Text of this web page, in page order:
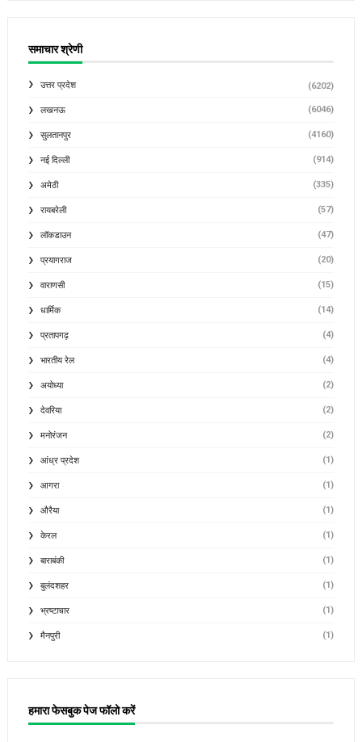
समाचार श्रेणी
उत्तर प्रदेश (6202)
लखनऊ (6046)
सुलतानपुर (4160)
नई दिल्ली (914)
अमेठी (335)
रायबरेली (57)
लॉकडाउन (47)
प्रयागराज (20)
वाराणसी (15)
धार्मिक (14)
प्रतापगढ़ (4)
भारतीय रेल (4)
अयोध्या (2)
देवरिया (2)
मनोरंजन (2)
आंध्र प्रदेश (1)
आगरा (1)
औरैया (1)
केरल (1)
बाराबंकी (1)
बुलंदशहर (1)
भ्रष्टाचार (1)
मैनपुरी (1)
हमारा फेसबुक पेज फॉलो करें